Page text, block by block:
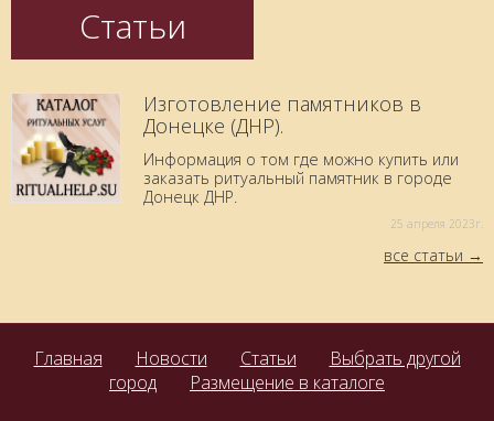
Статьи
Изготовление памятников в
Донецке (ДНР).
Информация о том где можно купить или
заказать ритуальный памятник в городе
Донецк ДНР.
25 aпреля 2023г.
все статьи
Главная Новости Статьи
Выбрать другой
город
Размещение в каталоге